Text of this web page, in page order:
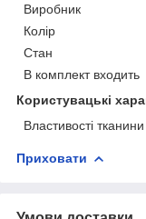
Виробник
Колір
Стан
В комплект входить
Користувацькі
Властивості тканини
Приховати